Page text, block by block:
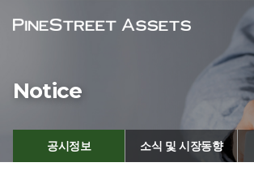
Notice
공시정보 소식 및 시장동향